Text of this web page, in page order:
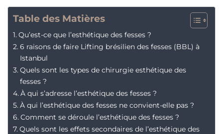
Table des Matières
Qu’est-ce que l’esthétique des fesses ?
6 raisons de faire Lifting brésilien des fesses (BBL) à
Istanbul
Quels sont les types de chirurgie esthétique des
fesses ?
À qui s’adresse l’esthétique des fesses ?
À qui l’esthétique des fesses ne convient-elle pas ?
Comment se déroule l’esthétique des fesses ?
Quels sont les effets secondaires de l’esthétique des